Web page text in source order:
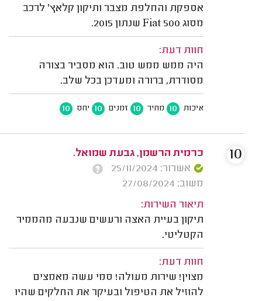
אספקת והחלפת מצבר ותיקון קלאץ' לרכב
מסוג Fiat 500 שנתון 2015.
חוות דעת:
היה ממש ממש טוב. הוא מסביר בצורה
מסודרת, ברורה ומעדכן בכל שלב.
איכות 10 מחיר 10 זמנים 10 יחס 10
כרמית הרשמן, גבעת שמואל.
אשרור: 25/11/2024
משוב: 27/08/2024
תיאור השירות:
תיקון בעיית האצה ורעשים שנבעה מהממיר
הקטליטי.
חוות דעת:
מצוין! שירות מעולה! סמי עשה מאמצים
להוזיל את הטיפול ובעיקר את החלקים שהיו
10